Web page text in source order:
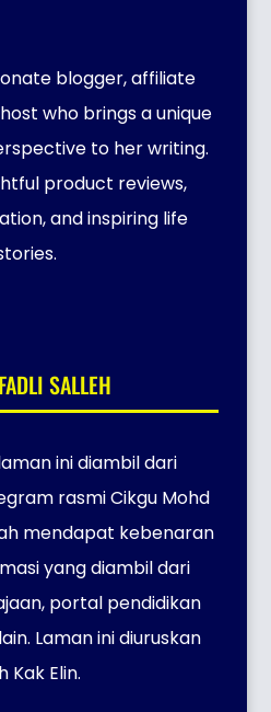
blogger, affiliate
who brings a unique
to her writing.
product reviews,
and inspiring life
SALLEH
ini diambil dari
rasmi Cikgu Mohd
mendapat kebenaran
yang diambil dari
portal pendidikan
Laman ini diuruskan
Kak Elin.